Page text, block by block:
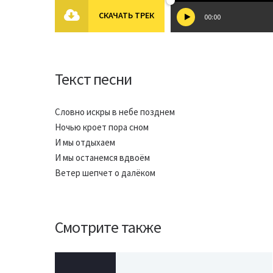
СКАЧАТЬ ТРЕК 00:00
Текст песни
Словно искры в небе позднем
Ночью кроет пора сном
И мы отдыхаем
И мы останемся вдвоём
Ветер шепчет о далёком
Смотрите также